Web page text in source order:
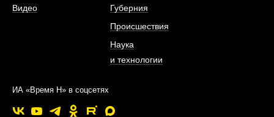
Видео
Губерния
Происшествия
Наука
и технологии
ИА «Время Н» в соцсетях